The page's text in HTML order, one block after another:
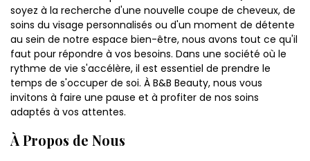
soyez à la recherche d'une nouvelle coupe de cheveux, de
soins du visage personnalisés ou d'un moment de détente
au sein de notre espace bien-être, nous avons tout ce qu'il
faut pour répondre à vos besoins. Dans une société où le
rythme de vie s'accélère, il est essentiel de prendre le
temps de s'occuper de soi. À B&B Beauty, nous vous
invitons à faire une pause et à profiter de nos soins
adaptés à vos attentes.
À Propos de Nous